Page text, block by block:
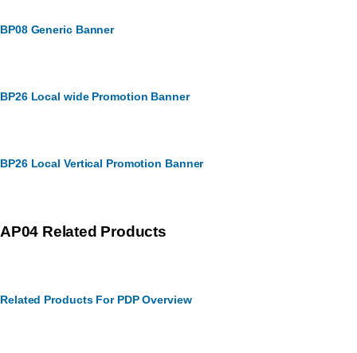
BP08 Generic Banner
BP26 Local wide Promotion Banner
BP26 Local Vertical Promotion Banner
AP04 Related Products
Related Products For PDP Overview